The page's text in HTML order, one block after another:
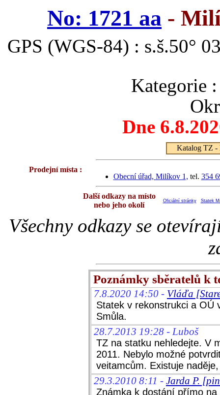
No: 1721 aa -
GPS (WGS-84) : s.š.50°
Kategorie
Dne
Katalog TZ -
Prodejní místa :
Obecní úřad, Milíkov 1, tel. 354
Další odkazy na místo
nebo jeho okolí
Oficiální stránky Statek
Všechny odkazy se
Poznámky sběratelů k
7.8.2020 14:50 - Vláďa
Statek v rekonstrukci a OÚ
Smůla.
28.7.2013 19:28 - Luboš
TZ na statku nehledejte. V
2011. Nebylo možné
veitamcům. Existuje
29.3.2010 8:11 - Jarda P.
Známka k dostání přímo